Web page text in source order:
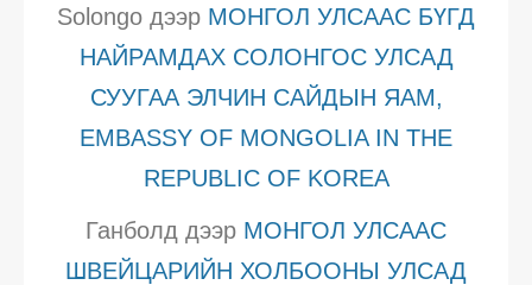
Solongo дээр МОНГОЛ УЛСААС БҮГД
НАЙРАМДАХ СОЛОНГОС УЛСАД
СУУГАА ЭЛЧИН САЙДЫН ЯАМ,
EMBASSY OF MONGOLIA IN THE
REPUBLIC OF KOREA
Ганболд дээр МОНГОЛ УЛСААС
ШВЕЙЦАРИЙН ХОЛБООНЫ УЛСАД